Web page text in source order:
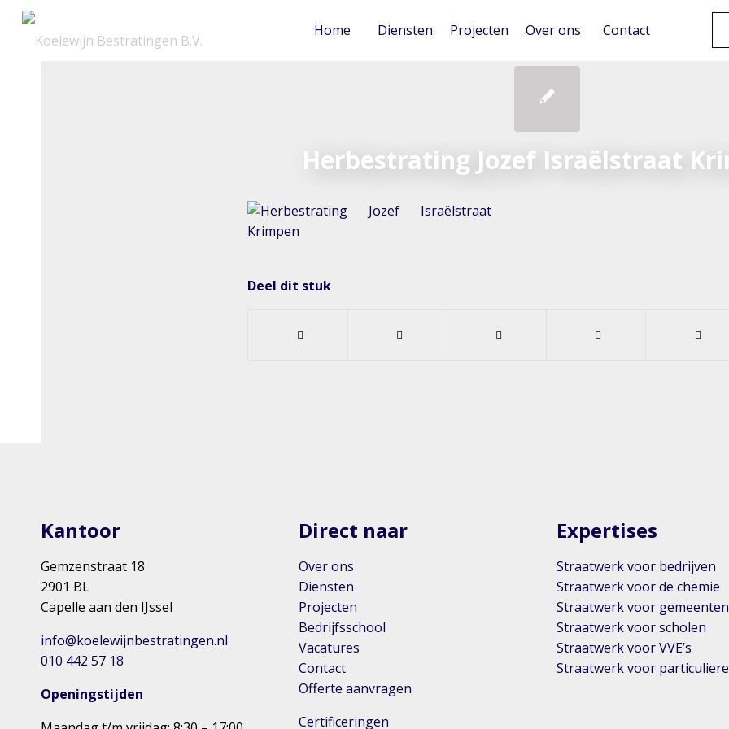
Home Diensten Projecten Over ons Contact
Herbestrating Jozef Israëlstraat
Deel dit stuk
Kantoor
Gemzenstraat 18
2901 BL
Capelle aan den IJssel
info@koelewijnbestratingen.nl
010 442 57 18
Openingstijden
Direct naar
Over ons
Diensten
Projecten
Bedrijfsschool
Vacatures
Contact
Offerte aanvragen
Certificeringen
Expertises
Straatwerk voor bedrijven
Straatwerk voor de chemie
Straatwerk voor gemeenten
Straatwerk voor scholen
Straatwerk voor VVE’s
Straatwerk voor